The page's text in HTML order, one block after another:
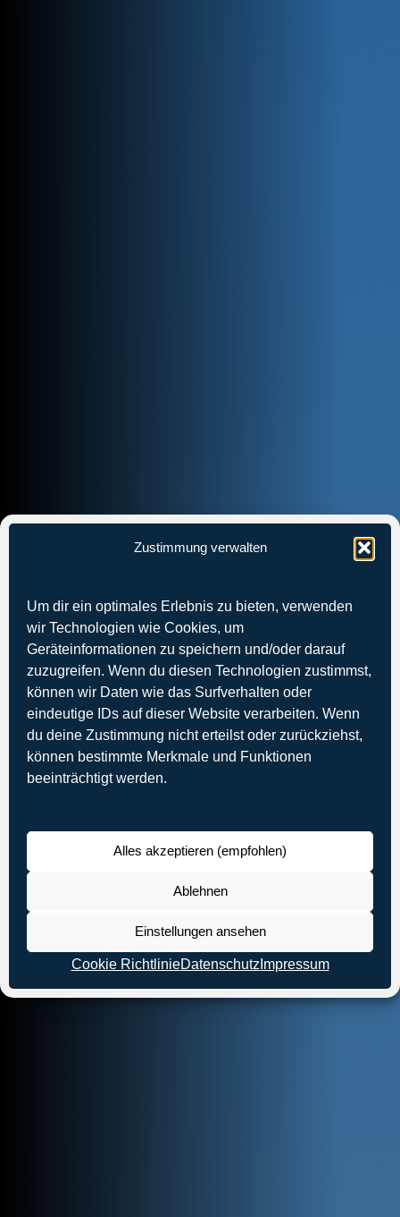
Zustimmung verwalten
Um dir ein optimales Erlebnis zu bieten, verwenden
wir Technologien wie Cookies, um
Geräteinformationen zu speichern und/oder darauf
zuzugreifen. Wenn du diesen Technologien zustimmst,
können wir Daten wie das Surfverhalten oder
eindeutige IDs auf dieser Website verarbeiten. Wenn
du deine Zustimmung nicht erteilst oder zurückziehst,
können bestimmte Merkmale und Funktionen
beeinträchtigt werden.
Alles akzeptieren (empfohlen)
Ablehnen
Einstellungen ansehen
Cookie RichtlinieDatenschutz Impressum